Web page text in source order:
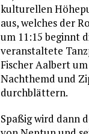
kulturellen
aus, welches der
um 11:15 beginnt
veranstaltete
Fischer Aalbert
Nachthemd und
durchblättern.
Spaßig wird dann